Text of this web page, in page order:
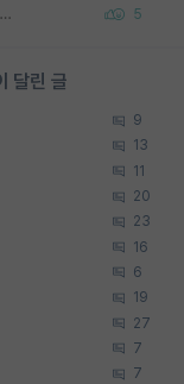
정보보안 연구하는 입장에선 식별가능한 사진을 올리는건 비추이긴함 5
달린 글
9
13
11
20
23
16
6
19
27
7
7